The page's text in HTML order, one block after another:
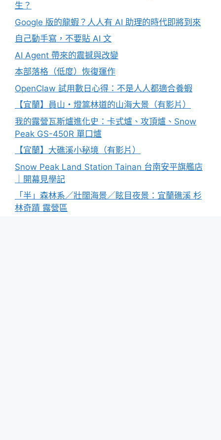
生？
Google 版的龍蝦？人人有 AI 助理的時代即將到來
自己動手寫，不要貼 AI 文
AI Agent 帶來的震撼與改變
本部落格（低度）恢復運作
OpenClaw 試用數日心得：不是人人都適合養蝦
【宜蘭】員山・燈篙林道的山海大景（有影片）
我的露營瓦斯爐進化史：卡式爐、攻頂爐、Snow
Peak GS-450R 單口爐
【宜蘭】大礁溪小秘境（有影片）
Snow Peak Land Station Tainan 台南安平旗艦店
｜開幕見學記
「半」森林系／壯闊海景／眩目夜景：宜蘭礁溪 杉
林奇蹟 露營區